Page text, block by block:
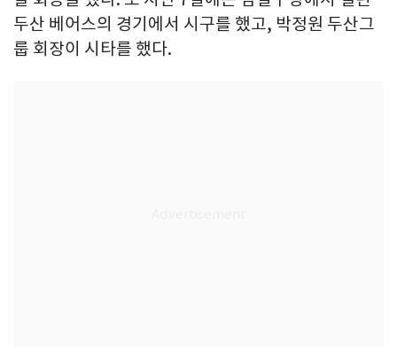
두산 베어스의 경기에서 시구를 했고, 박정원 두산그
룹 회장이 시타를 했다.